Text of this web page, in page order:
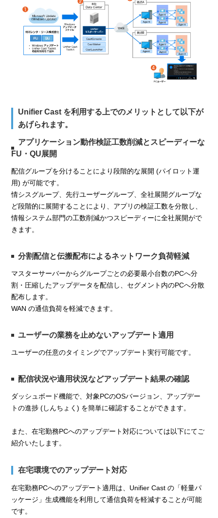
Unifier Cast を利用する上でのメリットとして以下が
あげられます。
アプリケーション動作検証工数削減とスピーディーな
FU・QU展開
配信グループを分けることにより段階的な展開 (パイロット運
用) が可能です。
情シスグループ、先行ユーザーグループ、全社展開グループな
ど段階的に展開することにより、アプリの検証工数を分散し、
情報システム部門の工数削減かつスピーディーに全社展開がで
きます。
分割配信と伝搬配布によるネットワーク負荷軽減
マスターサーバーからグループごとの必要最小台数のPCへ分
割・圧縮したアップデータを配信し、セグメント内のPCへ分散
配布します。
WAN の通信負荷を軽減できます。
ユーザーの業務を止めないアップデート適用
ユーザーの任意のタイミングでアップデート実行可能です。
配信状況や適用状況などアップデート結果の確認
ダッシュボード機能で、対象PCのOSバージョン、アップデー
トの進捗 (しんちょく) を簡単に確認することができます。
また、在宅勤務PCへのアップデート対応については以下にてご
紹介いたします。
在宅環境でのアップデート対応
在宅勤務PCへのアップデート適用は、Unifier Cast の「軽量パ
ッケージ」生成機能を利用して通信負荷を軽減することが可能
です。